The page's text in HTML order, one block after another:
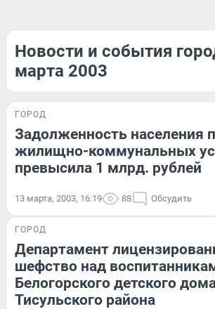
Новости и события
марта 2003
ГОРОД
Задолженность населения
жилищно-коммунальных
превысила 1 млрд. рублей
13 марта, 2003, 16:19 88 Обсудить
ГОРОД
Департамент
шефство над
Белогорского детского
Тисульского района